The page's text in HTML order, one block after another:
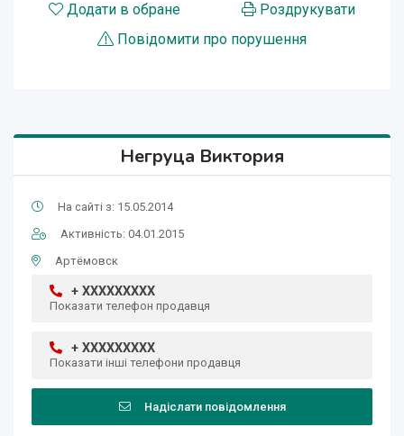
Додати в обране
Роздрукувати
Повідомити про порушення
Негруца Виктория
На сайті з: 15.05.2014
Активність: 04.01.2015
Артёмовск
+ XXXXXXXXX
Показати телефон продавця
+ XXXXXXXXX
Показати інші телефони продавця
Надіслати повідомлення